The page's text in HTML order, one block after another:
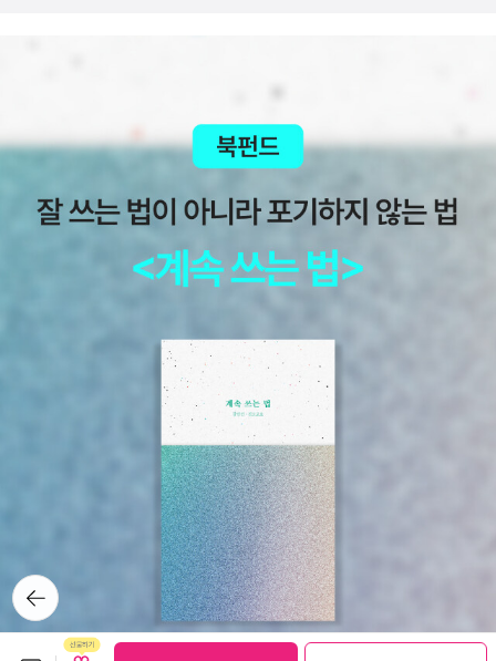
놀(최종규). 낱말책을 쓴다. 《풀꽃나무 들숲노래 동시 따라쓰기》, 《새
로 쓰는 말밑 꾸러미 사전》, 《미래세대를 위한 우리말과 문해력》, 《들
꽃내음 따라 걷다가 작은책집을 보았습니다》, 《우리말꽃》, 《쉬운 말
살림 짓는 즐거움》, 《이오덕 마음 읽기》을 썼다. blog.naver.com/h
뒤로가
기